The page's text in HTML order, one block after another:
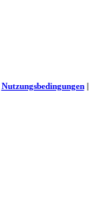
Nutzungsbedingungen|